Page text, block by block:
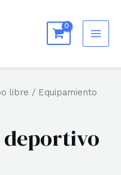
libre / Equipamiento